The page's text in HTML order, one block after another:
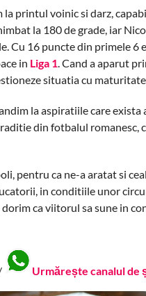
printul voinic si darz,
la 180 de grade, iar
Cu 16 puncte din primele
in Liga 1.Cand a aparut
situatia cu
la aspiratiile care
din fotbalul romanesc,
pentru ca ne-a aratat si
in conditiile unor
ca viitorul sa sune in
Urmărește canalul de